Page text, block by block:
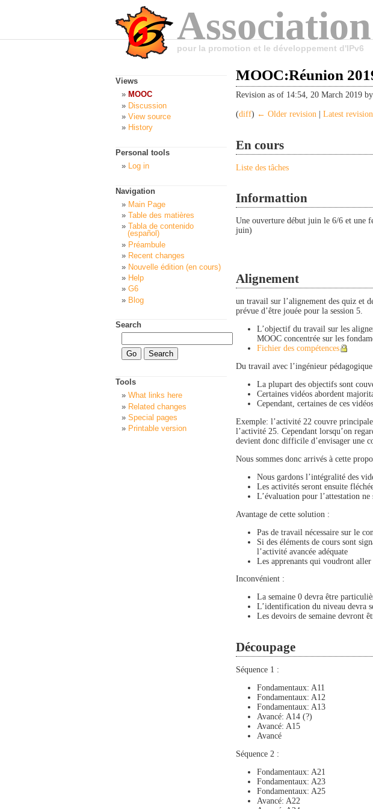
pour la promotion et le développement d'IPv6
MOOC:Réunion
Revision as of 14:54, 20 March 2019 by
(diff) ← Older revision Latest revision
En cours
Liste des tâches
Informattion
Une ouverture début juin le 6/6 et une
juin)
Alignement
un travail sur l’alignement des quiz et
prévue d’être jouée pour la session 5.
L’objectif du travail sur les
MOOC concentrée sur les
Fichier des compétences
Du travail avec l’ingénieur
La plupart des objectifs sont
Certaines vidéos abordent
Cependant, certaines de ces
Exemple: l’activité 22 couvre
l’activité 25. Cependant lorsqu’on
devient donc difficile d’envisager une
Nous sommes donc arrivés à cette
Nous gardons l’intégralité des
Les activités seront ensuite
L’évaluation pour l’attestation
Avantage de cette solution :
Pas de travail nécessaire sur le
Si des éléments de cours sont
l’activité avancée adéquate
Les apprenants qui voudront
Inconvénient :
La semaine 0 devra être
L’identification du niveau devra
Les devoirs de semaine devront
Découpage
Séquence 1 :
Fondamentaux: A11
Fondamentaux: A12
Fondamentaux: A13
Avancé: A14 (?)
Avancé: A15
Avancé
Séquence 2 :
Fondamentaux: A21
Fondamentaux: A23
Fondamentaux: A25
Avancé: A22
Views
MOOC
Discussion
View source
History
Personal tools
Log in
Navigation
Main Page
Table des matières
Tabla de contenido
(español)
Préambule
Recent changes
Nouvelle édition (en cours)
Help
G6
Blog
Search
Tools
What links here
Related changes
Special pages
Printable version